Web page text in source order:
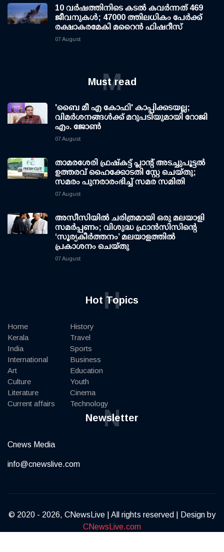
10 വര്‍ഷത്തിനിടെ കടല്‍ കവര്‍ന്നത് 469
ജീവനുകള്‍; 47000 ത്തിലധികം പേര്‍ക്ക്
രക്ഷാകരമേകി മറൈന്‍ ഫിഷറീസ്
07 August
Must read
M
'ബൈ മീ എ കോഫി' കാപ്പിക്കടയല്ല;
വിമര്‍ശനങ്ങള്‍ക്ക് മറുപടിയുമായി റോജി
എം. ജോണ്‍
07 August
താമരശേരി ഫ്രഷ്കട്ട് പ്ലാന്റ് അടച്ചുപൂട്ടൽ
ഉത്തരവ് ഹൈക്കോടതി സ്റ്റേ ചെയ്തു;
സമരം പുനരാരംഭിച്ച് സമര സമിതി
07 August
അസീസിയിൽ ചരിത്രമായി ഒരു മലയാളി
സമർപ്പണം; വിശുദ്ധ ഫ്രാൻസിസിന്റെ
‘സൂര്യകീർത്തനം’ മലയാളത്തിൽ
പ്രകാശനം ചെയ്തു
07 August
Hot Topics
H
Home
Kerala
India
International
Art
Culture
Literature
Current affairs
History
Travel
Sports
Business
Education
Youth
Cinema
Technology
Newsletter
N
Cnews Media
info@cnewslive.com
© 2020 - 2026, CNewsLive | All rights reserved | Design by
CNewsLive.com